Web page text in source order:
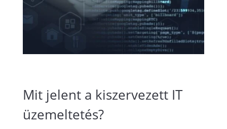
Mit jelent a kiszervezett IT
üzemeltetés?